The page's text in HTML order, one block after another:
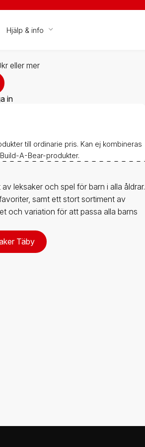
Hjälp & info
eller mer
in
till ordinarie pris. Kan ej kombineras
A-Bear-produkter.
leksaker och spel för barn i alla åldrar.
samt ett stort sortiment av
och variation för att passa alla barns
Täby